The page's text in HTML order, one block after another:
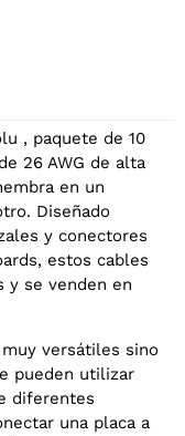
, paquete de 10
26 AWG de alta
en un
Diseñado
y conectores
estos cables
y se venden en
versátiles sino
pueden utilizar
diferentes
una placa a